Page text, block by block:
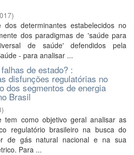
)
determinantes estabelecidos no
dos paradigmas de 'saúde para
de saúde' defendidos pela
- para analisar ...
de estado? :
disfunções regulatórias no
dos segmentos de energia
Brasil
)
tem como objetivo geral analisar as
regulatório brasileiro na busca do
de gás natural nacional e na sua
Para ...